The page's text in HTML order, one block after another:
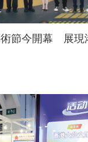
術節今開幕 展